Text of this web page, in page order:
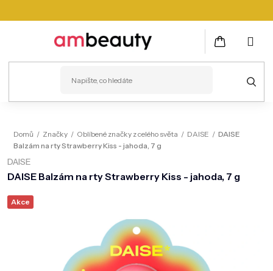
na
NÁKUPNÍ
KOŠÍK
VLASY
ZDRAVÍ
KOSMETICKÉ PŘÍSTROJE
Domů / Značky / Oblíbené značky z celého světa / DAISE / DAISE
Balzám na rty Strawberry Kiss - jahoda, 7 g
DAISE Balzám na rty Strawberry Kiss - jahoda, 7 g
DAISE
Akce